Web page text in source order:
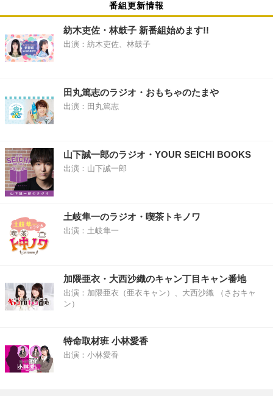
番組更新情報
紡木吏佐・林鼓子 新番組始めます!!
出演：紡木吏佐、林鼓子
田丸篤志のラジオ・おもちゃのたまや
出演：田丸篤志
山下誠一郎のラジオ・YOUR SEICHI BOOKS
出演：山下誠一郎
土岐隼一のラジオ・喫茶トキノワ
出演：土岐隼一
加隈亜衣・大西沙織のキャン丁目キャン番地
出演：加隈亜衣（亜衣キャン）、大西沙織 （さおキャ
ン）
特命取材班 小林愛香
出演：小林愛香